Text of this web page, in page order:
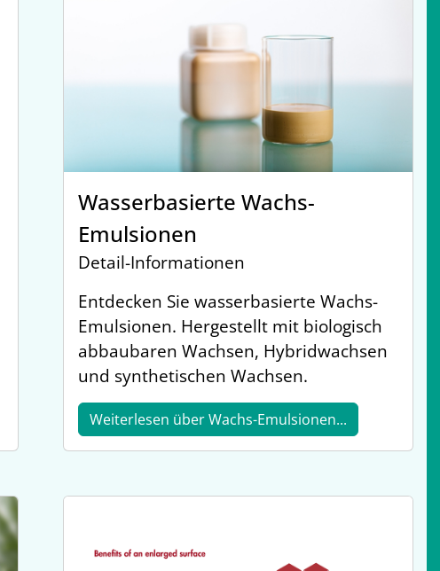
Wasserbasierte Wachs-
Emulsionen
Detail-Informationen
Entdecken Sie wasserbasierte Wachs-
Emulsionen. Hergestellt mit biologisch
abbaubaren Wachsen, Hybridwachsen
und synthetischen Wachsen.
Weiterlesen über Wachs-Emulsionen...